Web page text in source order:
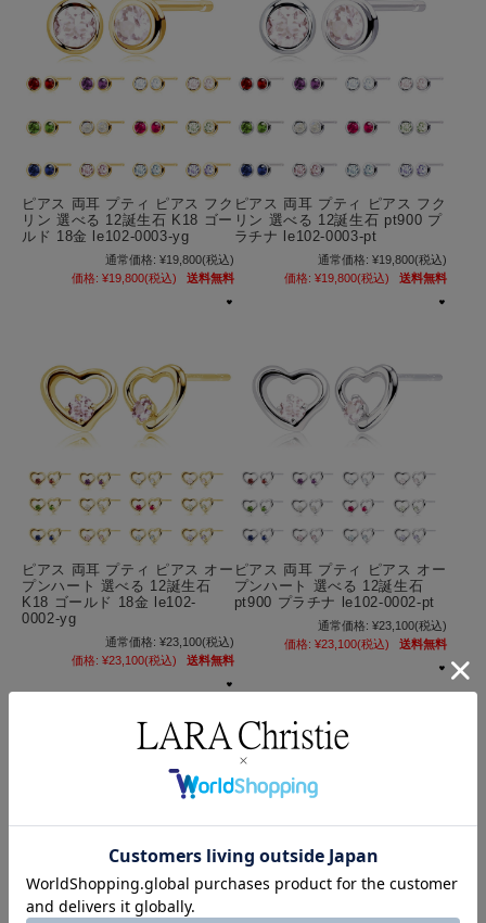
ピアス 両耳 プティ ピアス フク
リン 選べる 12誕生石 K18 ゴー
ルド 18金 le102-0003-yg
通常価格: ¥19,800(税込)
価格: ¥19,800(税込) 送料無料
ピアス 両耳 プティ ピアス フク
リン 選べる 12誕生石 pt900 プ
ラチナ le102-0003-pt
通常価格: ¥19,800(税込)
価格: ¥19,800(税込) 送料無料
ピアス 両耳 プティ ピアス オー
プンハート 選べる 12誕生石
K18 ゴールド 18金 le102-
0002-yg
通常価格: ¥23,100(税込)
価格: ¥23,100(税込) 送料無料
ピアス 両耳 プティ ピアス オー
プンハート 選べる 12誕生石
pt900 プラチナ le102-0002-pt
通常価格: ¥23,100(税込)
価格: ¥23,100(税込) 送料無料